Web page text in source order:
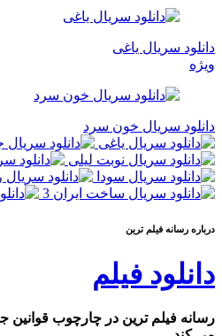
دانلود سریال یاغی
ویژه
دانلود سریال خون سرد
درباره رسانه فيلم ترين
دانلود فیلم
رسانه فیلم ترین در چارچوب قوانین